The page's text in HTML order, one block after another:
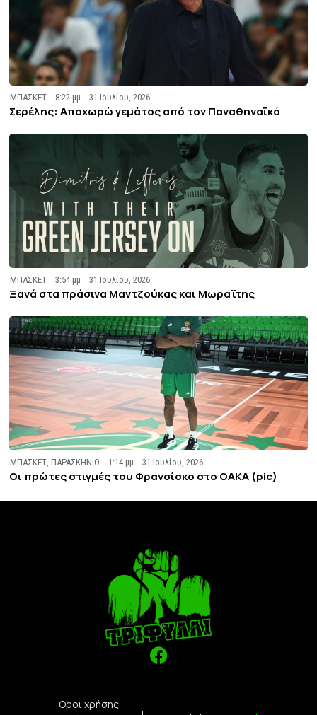
ΜΠΑΣΚΕΤ 8:22 μμ 31 Ιουλίου, 2026
Σερέλης: Αποχωρώ γεμάτος από τον Παναθηναϊκό
ΜΠΑΣΚΕΤ 3:54 μμ 31 Ιουλίου, 2026
Ξανά στα πράσινα Μαντζούκας και Μωραΐτης
ΜΠΑΣΚΕΤ,ΠΑΡΑΣΚΗΝΙΟ 1:14 μμ 31 Ιουλίου, 2026
Οι πρώτες στιγμές του Φρανσίσκο στο ΟΑΚΑ (pic)
Όροι χρήσης